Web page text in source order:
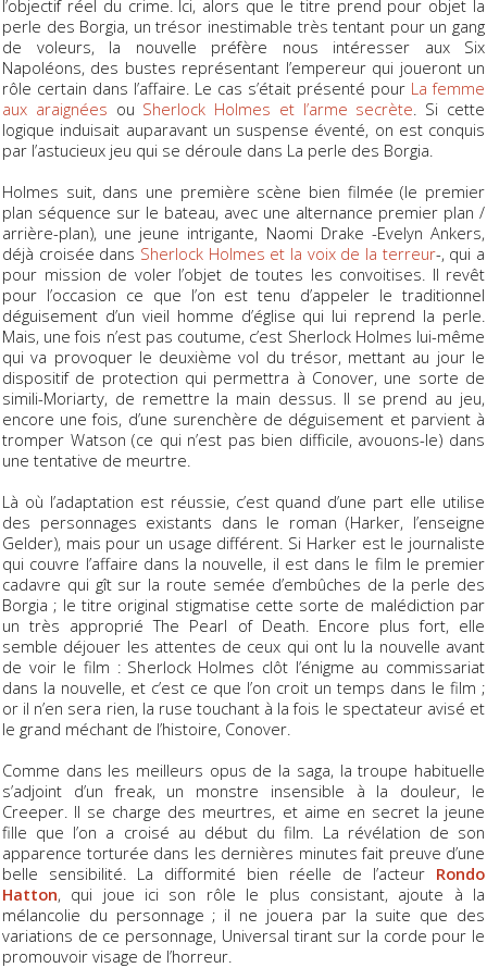
l’objectif réel du crime. Ici, alors que le titre prend pour objet la
perle des Borgia, un trésor inestimable très tentant pour un gang
de voleurs, la nouvelle préfère nous intéresser aux Six
Napoléons, des bustes représentant l’empereur qui joueront un
rôle certain dans l’affaire. Le cas s’était présenté pour La femme
aux araignées ou Sherlock Holmes et l’arme secrète . Si cette
logique induisait auparavant un suspense éventé, on est conquis
par l’astucieux jeu qui se déroule dans La perle des Borgia.
Holmes suit, dans une première scène bien filmée (le premier
plan séquence sur le bateau, avec une alternance premier plan /
arrière-plan), une jeune intrigante, Naomi Drake -Evelyn Ankers,
déjà croisée dans Sherlock Holmes et la voix de la terreur-, qui a
pour mission de voler l’objet de toutes les convoitises. Il revêt
pour l’occasion ce que l’on est tenu d’appeler le traditionnel
déguisement d’un vieil homme d’église qui lui reprend la perle.
Mais, une fois n’est pas coutume, c’est Sherlock Holmes lui-même
qui va provoquer le deuxième vol du trésor, mettant au jour le
dispositif de protection qui permettra à Conover, une sorte de
simili-Moriarty, de remettre la main dessus. Il se prend au jeu,
encore une fois, d’une surenchère de déguisement et parvient à
tromper Watson (ce qui n’est pas bien difficile, avouons-le) dans
une tentative de meurtre.
Là où l’adaptation est réussie, c’est quand d’une part elle utilise
des personnages existants dans le roman (Harker, l’enseigne
Gelder), mais pour un usage différent. Si Harker est le journaliste
qui couvre l’affaire dans la nouvelle, il est dans le film le premier
cadavre qui gît sur la route semée d’embûches de la perle des
Borgia ; le titre original stigmatise cette sorte de malédiction par
un très appropriéThe Pearl of Death . Encore plus fort, elle
semble déjouer les attentes de ceux qui ont lu la nouvelle avant
de voir le film : Sherlock Holmes clôt l’énigme au commissariat
dans la nouvelle, et c’est ce que l’on croit un temps dans le film ;
or il n’en sera rien, la ruse touchant à la fois le spectateur avisé et
le grand méchant de l’histoire, Conover.
Comme dans les meilleurs opus de la saga, la troupe habituelle
s’adjoint d’unfreak, un monstre insensible à la douleur, le
Creeper. Il se charge des meurtres, et aime en secret la jeune
fille que l’on a croisé au début du film. La révélation de son
apparence torturée dans les dernières minutes fait preuve d’une
belle sensibilité. La difformité bien réelle de l’acteur Rondo
Hatton, qui joue ici son rôle le plus consistant, ajoute à la
mélancolie du personnage ; il ne jouera par la suite que des
variations de ce personnage, Universal tirant sur la corde pour le
promouvoir visage de l’horreur.